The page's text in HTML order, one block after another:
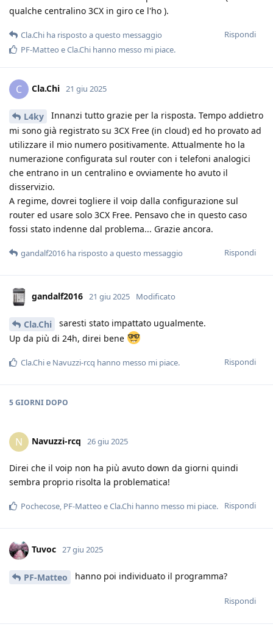
qualche centralino 3CX in giro ce l'ho ).
Rispondi
Cla.Chi ha risposto a questo messaggio
PF-Matteo eCla.Chi hanno messo mi piace.
C Cla.Chi 21 giu 2025
L4ky
Innanzi tutto grazie per la risposta. Tempo addietro
mi sono già registrato su 3CX Free (in cloud) ed ho provato ad
utilizzare il mio numero positivamente. Attualmente ho la
numerazione configurata sul router con i telefoni analogici
che entrano in un centralino e ovviamente ho avuto il
disservizio.
A regime, dovrei togliere il voip dalla configurazione sul
router ed usare solo 3CX Free. Pensavo che in questo caso
fossi stato indenne dal problema... Grazie ancora.
Rispondi
gandalf2016 ha risposto a questo messaggio
gandalf2016 21 giu 2025 Modificato
Cla.Chi
saresti stato impattato ugualmente.
Up da più di 24h, direi bene
Rispondi
Cla.Chie Navuzzi-rcq hanno messo mi piace.
5 GIORNI DOPO
N Navuzzi-rcq 26 giu 2025
Direi che il voip non ha più avuto down da giorni quindi
sembra proprio risolta la problematica!
Rispondi
Pochecose, PF-Matteo eCla.Chi hanno messo mi piace.
Tuvoc 27 giu 2025
PF-Matteo hanno poi individuato il programma?
Rispondi